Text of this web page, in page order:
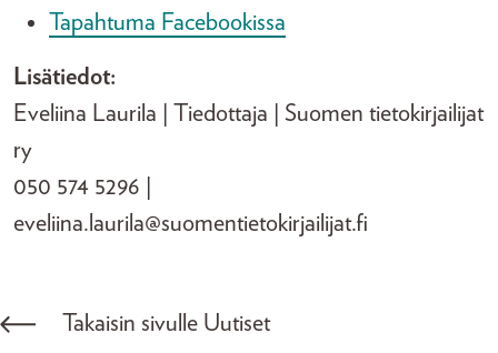
Tapahtuma Facebookissa
Lisätiedot:
Eveliina Laurila | Tiedottaja | Suomen tietokirjailijat
ry
050 574 5296 |
eveliina.laurila@suomentietokirjailijat.fi
Takaisin sivulle Uutiset